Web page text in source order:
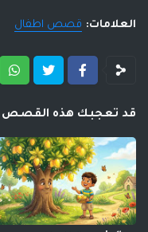
العلامات: قصص اطفال
قد تعجبك هذه القصص